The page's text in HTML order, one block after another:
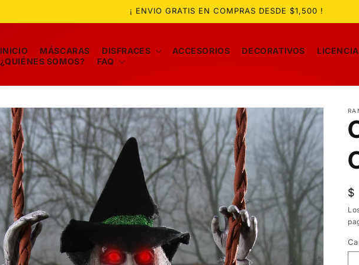
¡ ENVIO GRATIS EN COMPRAS DESDE $1,500 !
INICIO MÁSCARAS DISFRACES ACCESORIOS DECORATIVOS
¿QUIÉNES SOMOS?
FAQ
$